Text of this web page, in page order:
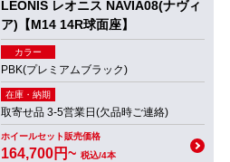
LEONIS レオニス NAVIA08(ナヴィ
ア)【M14 14R球面座】
カラー
PBK(プレミアムブラック)
在庫・納期
取寄せ品 3-5営業日(欠品時ご連絡)
ホイールセット販売価格
164,700円~ 税込/4本